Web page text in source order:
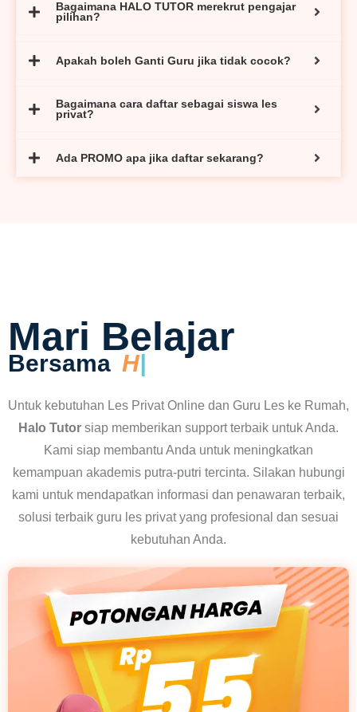
Bagaimana HALO TUTOR merekrut pengajar
pilihan?
Apakah boleh Ganti Guru jika tidak cocok?
Bagaimana cara daftar sebagai siswa les
privat?
Ada PROMO apa jika daftar sekarang?
Mari Belajar
Bersama Halo Tu
Untuk kebutuhan Les Privat Online dan Guru Les ke Rumah,
Halo Tutor siap memberikan support terbaik untuk Anda.
Kami siap membantu Anda untuk meningkatkan
kemampuan akademis putra-putri tercinta. Silakan hubungi
kami untuk mendapatkan informasi dan penawaran terbaik,
solusi terbaik guru les privat yang profesional dan sesuai
kebutuhan Anda.